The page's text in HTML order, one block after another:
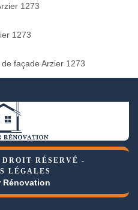
1273
1273
façade Arzier 1273
RÉSERVÉ -
LÉGALES
Rénovation